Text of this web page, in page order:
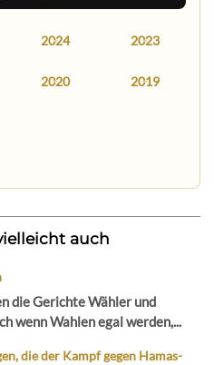
2024 2023
2020 2019
auch
die Gerichte Wähler und
wenn Wahlen egal werden,...
die der Kampf gegen Hamas-